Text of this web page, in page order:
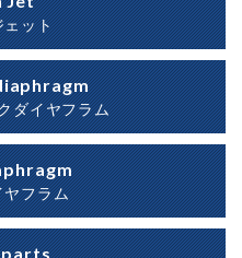
ェット
ダイヤフラム
ヤフラム